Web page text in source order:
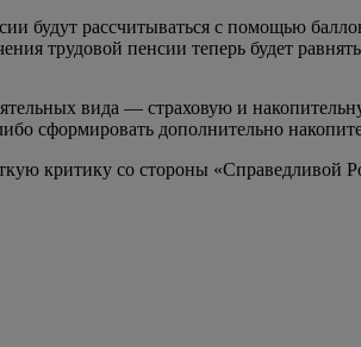
будут рассчитываться с помощью
трудовой пенсии теперь будет
вида — страховую и
либо сформировать дополнительно
критику со стороны